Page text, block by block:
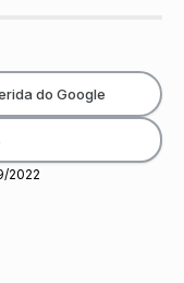
2022
do Google